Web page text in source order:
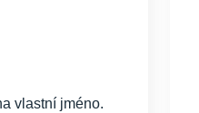
vlastní jméno.